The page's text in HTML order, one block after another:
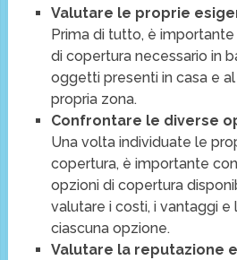
Valutare le proprie
Prima di tutto, è
di copertura necessario in
oggetti presenti in casa e
propria zona.
Confrontare le diverse
Una volta individuate le
copertura, è importante
opzioni di copertura
valutare i costi, i vantaggi e
ciascuna opzione.
Valutare la reputazione